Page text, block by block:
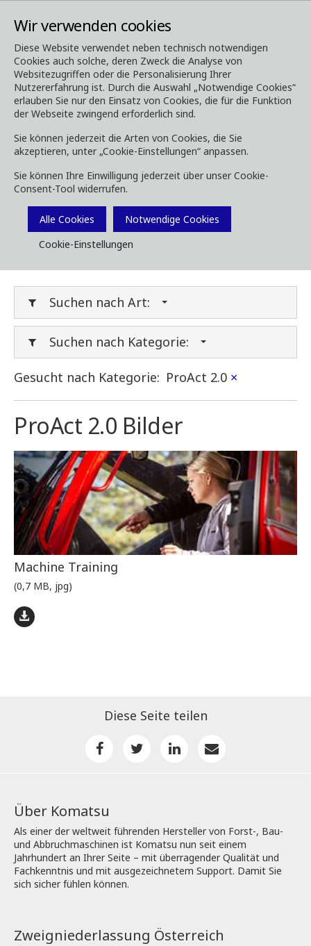
Wir verwenden cookies
Diese Website verwendet neben technisch notwendigen
Cookies auch solche, deren Zweck die Analyse von
Websitezugriffen oder die Personalisierung Ihrer
Nutzererfahrung ist. Durch die Auswahl „Notwendige Cookies“
erlauben Sie nur den Einsatz von Cookies, die für die Funktion
der Webseite zwingend erforderlich sind.
Sie können jederzeit die Arten von Cookies, die Sie
akzeptieren, unter „Cookie-Einstellungen“ anpassen.
Sie können Ihre Einwilligung jederzeit über unser Cookie-
Consent-Tool widerrufen.
Alle Cookies
Notwendige Cookies
Cookie-Einstellungen
Media Downloads
Downloads
Laden Sie Broschüren, Bilder, Videos,
Kundenmagazine und andere Medien herunter.
Sie können dies nach Typ oder Kategorie unten
Filtern.
Filter Media
Suchen nach Art:
Suchen nach Kategorie:
Gesucht nach Kategorie: ProAct 2.0 ×
ProAct 2.0 Bilder
Machine Training
(0,7 MB, jpg)
Diese Seite teilen
Über Komatsu
Als einer der weltweit führenden Hersteller von Forst-, Bau-
und Abbruchmaschinen ist Komatsu nun seit einem
Jahrhundert an Ihrer Seite – mit überragender Qualität und
Fachkenntnis und mit ausgezeichnetem Support. Damit Sie
sich sicher fühlen können.
Zweigniederlassung Österreich